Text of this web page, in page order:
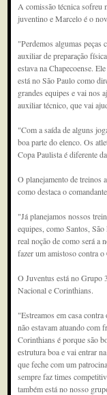
A comissão técnica sofreu
juventino e Marcelo é o
"Perdemos algumas peças
auxiliar de preparação
estava na Chapecoense.
está no São Paulo como
grandes equipes e vai nos
auxiliar técnico, que vai
"Com a saída de alguns
boa parte do elenco. Os
Copa Paulista é diferente
O planejamento de treinos
como destaca o
"Já planejamos nossos
equipes, como Santos,
real noção de como será a
fazer um amistoso contra
O Juventus está no Grupo
Nacional e Corinthians.
"Estreamos em casa
não estavam atuando com
Corinthians é porque são
estrutura boa e vai entrar
que feche com um
sempre faz times
também está no nosso